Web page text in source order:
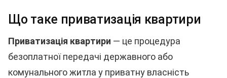
Що таке приватизація квартири
Приватизація квартири — це процедура
безоплатної передачі державного або
комунального житла у приватну власність